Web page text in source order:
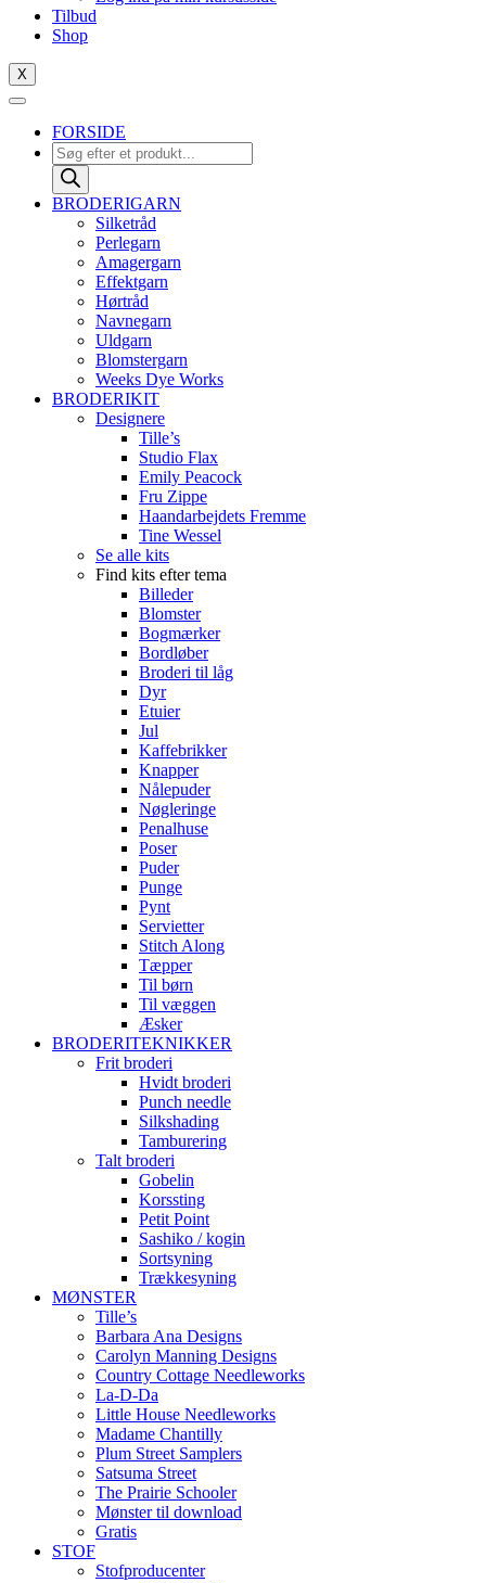
Tilbud
Shop
X
FORSIDE
Products
search
BRODERIGARN
Silketråd
Perlegarn
Amagergarn
Effektgarn
Hørtråd
Navnegarn
Uldgarn
Blomstergarn
Weeks Dye Works
BRODERIKIT
Designere
Tille’s
Studio Flax
Emily Peacock
Fru Zippe
Haandarbejdets Fremme
Tine Wessel
Se alle kits
Find kits efter tema
Billeder
Blomster
Bogmærker
Bordløber
Broderi til låg
Dyr
Etuier
Jul
Kaffebrikker
Knapper
Nålepuder
Nøgleringe
Penalhuse
Poser
Puder
Punge
Pynt
Servietter
Stitch Along
Tæpper
Til børn
Til væggen
Æsker
BRODERITEKNIKKER
Frit broderi
Hvidt broderi
Punch needle
Silkshading
Tamburering
Talt broderi
Gobelin
Korssting
Petit Point
Sashiko / kogin
Sortsyning
Trækkesyning
MØNSTER
Tille’s
Barbara Ana Designs
Carolyn Manning Designs
Country Cottage Needleworks
La-D-Da
Little House Needleworks
Madame Chantilly
Plum Street Samplers
Satsuma Street
The Prairie Schooler
Mønster til download
Gratis
STOF
Stofproducenter